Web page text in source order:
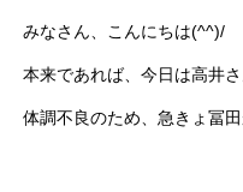
みなさん、こんにちは(^^)/
本来であれば、今日は高井
体調不良のため、急きょ冨